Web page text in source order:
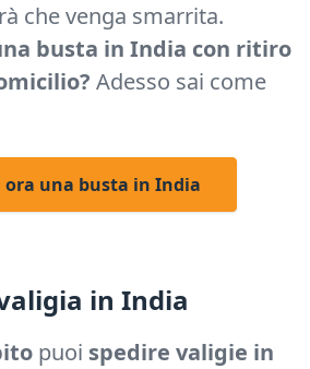
che venga smarrita.
busta in India con ritiro
Adesso sai come
ora una busta in India
in India
puoi spedire valigie in